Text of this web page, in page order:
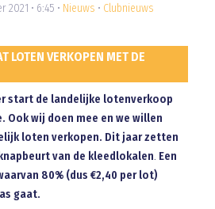
• 6:45 • Nieuws • Clubnieuws
LOTEN VERKOPEN MET DE
start de landelijke lotenverkoop
Ook wij doen mee en we willen
loten verkopen. Dit jaar zetten
van de kleedlokalen. Een
80% (dus €2,40 per lot)
gaat.